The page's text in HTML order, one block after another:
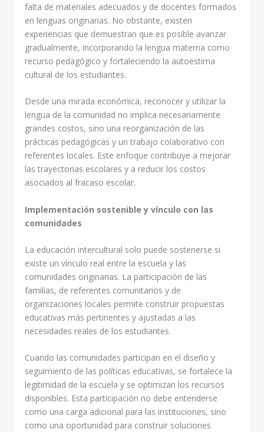
falta de materiales adecuados y de docentes formados
en lenguas originarias. No obstante, existen
experiencias que demuestran que es posible avanzar
gradualmente, incorporando la lengua materna como
recurso pedagógico y fortaleciendo la autoestima
cultural de los estudiantes.
Desde una mirada económica, reconocer y utilizar la
lengua de la comunidad no implica necesariamente
grandes costos, sino una reorganización de las
prácticas pedagógicas y un trabajo colaborativo con
referentes locales. Este enfoque contribuye a mejorar
las trayectorias escolares y a reducir los costos
asociados al fracaso escolar.
Implementación sostenible y vínculo con las
comunidades
La educación intercultural solo puede sostenerse si
existe un vínculo real entre la escuela y las
comunidades originarias. La participación de las
familias, de referentes comunitarios y de
organizaciones locales permite construir propuestas
educativas más pertinentes y ajustadas a las
necesidades reales de los estudiantes.
Cuando las comunidades participan en el diseño y
seguimiento de las políticas educativas, se fortalece la
legitimidad de la escuela y se optimizan los recursos
disponibles. Esta participación no debe entenderse
como una carga adicional para las instituciones, sino
como una oportunidad para construir soluciones